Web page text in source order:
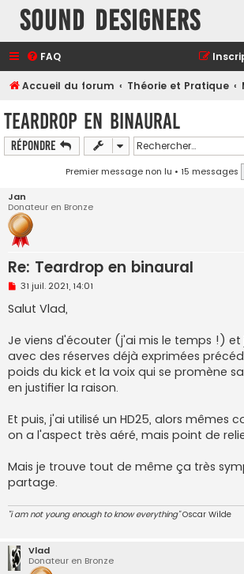
Sound Designers
FAQ
Accueil du forum Théorie et Pratique
Teardrop en binaural
Répondre
Premier message non lu • 15 messages
Jan
Donateur en Bronze
Re: Teardrop en binaural
M
s
s
g
e
n
o
n
l
31 juil. 2021, 14:01
Salut Vlad,
Je viens d'écouter (j'ai mis le temps !) et
avec des réserves déjà exprimées
poids du kick et la voix qui se promène
en justifier la raison.
Et puis, j'ai utilisé un HD25, alors mêmes
on a l'aspect très aéré, mais point de
Mais je trouve tout de même ça très
partage.
"i am not young enough to know everything"Oscar Wilde
Vlad
Donateur en Bronze